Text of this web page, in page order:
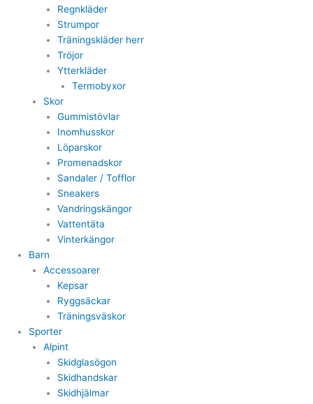
Regnkläder
Strumpor
Träningskläder herr
Tröjor
Ytterkläder
Termobyxor
Skor
Gummistövlar
Inomhusskor
Löparskor
Promenadskor
Sandaler / Tofflor
Sneakers
Vandringskängor
Vattentäta
Vinterkängor
Barn
Accessoarer
Kepsar
Ryggsäckar
Träningsväskor
Sporter
Alpint
Skidglasögon
Skidhandskar
Skidhjälmar